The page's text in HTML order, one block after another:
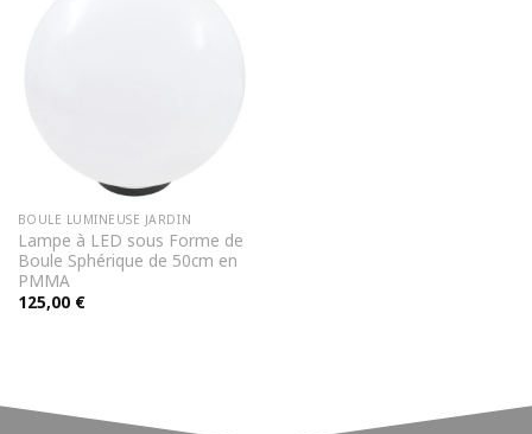
BOULE LUMINEUSE JARDIN
Lampe à LED sous Forme de
Boule Sphérique de 50cm en
PMMA
125,00 €